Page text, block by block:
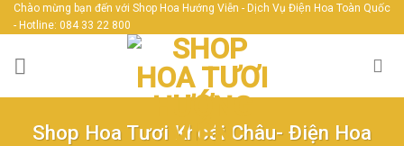
Skip
to
content
Chào mừng bạn đến với Shop Hoa Hướng Viễn - Dịch Vụ Điện Hoa Toàn Quốc
- Hotline: 084 33 22 800
Shop Hoa Tươi Khoái Châu- Điện Hoa